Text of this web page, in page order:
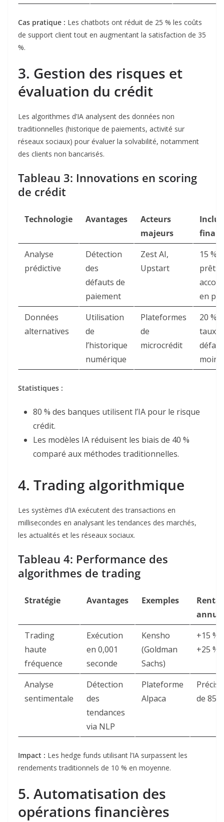
Cas pratique : Les chatbots ont réduit de 25 % les coûts
de support client tout en augmentant la satisfaction de 35
%.
3. Gestion des risques et
évaluation du crédit
Les algorithmes d’IA analysent des données non
traditionnelles (historique de paiements, activité sur
réseaux sociaux) pour évaluer la solvabilité, notamment
des clients non bancarisés.
Tableau 3: Innovations en scoring
de crédit
Technologie Avantages
Acteurs
majeurs
Analyse
prédictive
Détection
des
défauts de
paiement
Zest AI,
Upstart
15 %
prêts
en
Données
alternatives
Utilisation
de
l’historique
numérique
Plateformes
de
microcrédit
20 %
taux
moins
Statistiques :
80 % des banques utilisent l’IA pour le risque
crédit.
Les modèles IA réduisent les biais de 40 %
comparé aux méthodes traditionnelles.
4. Trading algorithmique
Les systèmes d’IA exécutent des transactions en
millisecondes en analysant les tendances des marchés,
les actualités et les réseaux sociaux.
Tableau 4: Performance des
algorithmes de trading
Stratégie Avantages Exemples
Trading
haute
fréquence
Exécution
en 0,001
seconde
Kensho
(Goldman
Sachs)
+15 %
+25 %
Analyse
sentimentale
Détection
des
tendances
via NLP
Plateforme
Alpaca
de 85
Impact : Les hedge funds utilisant l’IA surpassent les
rendements traditionnels de 10 % en moyenne.
5. Automatisation des
opérations financières